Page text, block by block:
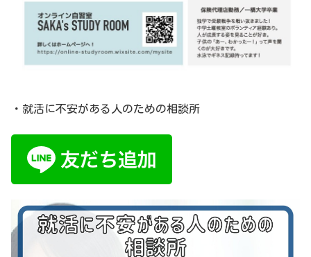
・就活に不安がある人のための相談所